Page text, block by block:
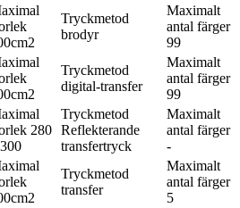
Tryckmetod
brodyr
Maximalt
antal färger
99
Tryckmetod
digital-transfer
Maximalt
antal färger
99
280
Tryckmetod
Reflekterande
transfertryck
Maximalt
antal färger
-
Tryckmetod
transfer
Maximalt
antal färger
5